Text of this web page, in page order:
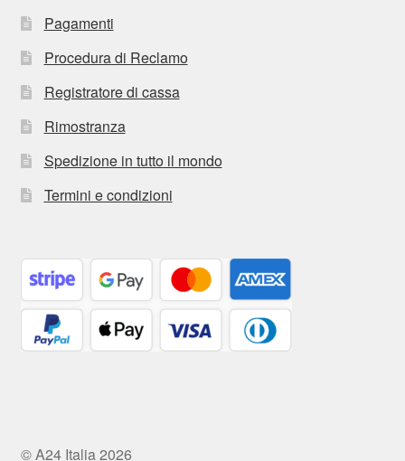
Pagamenti
Procedura di Reclamo
Registratore di cassa
Rimostranza
Spedizione in tutto il mondo
Termini e condizioni
© A24 Italia 2026